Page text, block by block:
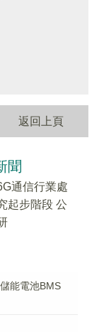
返回上頁
聞
通信行業處
起步階段 公
能電池BMS